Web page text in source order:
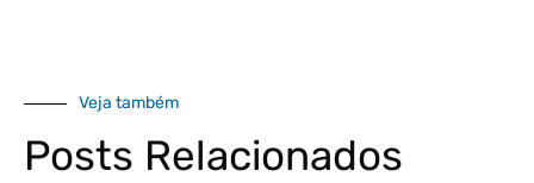
Veja também
Posts Relacionados